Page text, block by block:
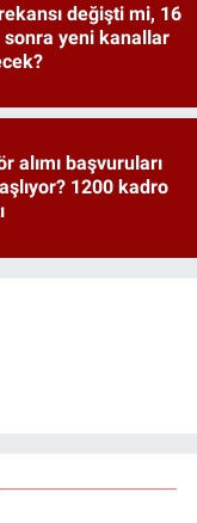
değişti mi, 16
yeni kanallar
alımı başvuruları
1200 kadro